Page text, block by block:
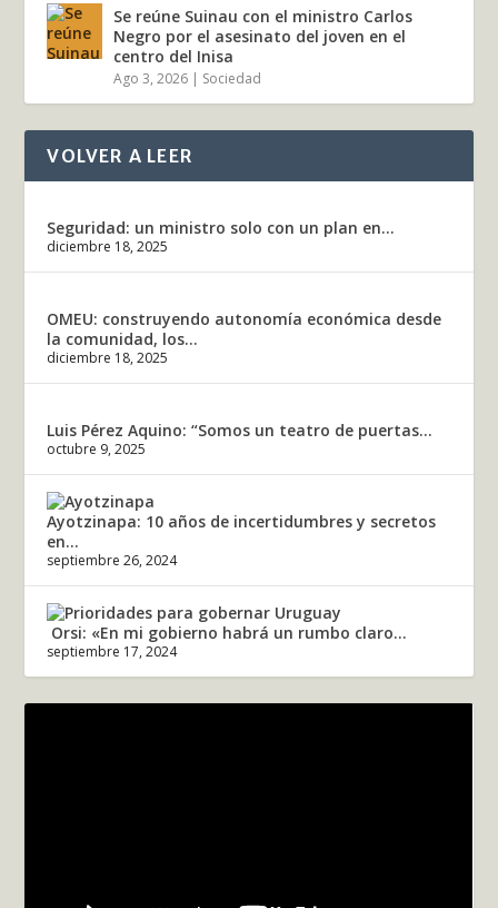
Se reúne Suinau con el ministro Carlos
Negro por el asesinato del joven en el
centro del Inisa
Ago 3, 2026 Sociedad
VOLVER A LEER
Seguridad: un ministro solo con un plan en...
diciembre 18, 2025
OMEU: construyendo autonomía económica desde
la comunidad, los...
diciembre 18, 2025
Luis Pérez Aquino: “Somos un teatro de puertas...
octubre 9, 2025
Ayotzinapa: 10 años de incertidumbres y secretos
en...
septiembre 26, 2024
Orsi: «En mi gobierno habrá un rumbo claro...
septiembre 17, 2024